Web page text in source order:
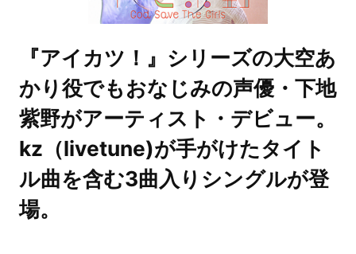
『アイカツ！』シリーズの大空あ
かり役でもおなじみの声優・下地
紫野がアーティスト・デビュー。
kz（livetune)が手がけたタイト
ル曲を含む3曲入りシングルが登
場。